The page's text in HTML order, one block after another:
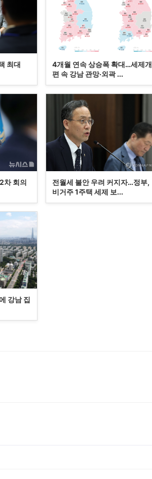
최대
4개월 연속 상승폭 확대…세제개
편 속 강남 관망·외곽 ...
차 회의
전월세 불안 우려 커지자…정부,
비거주 1주택 세제 보...
강남 집